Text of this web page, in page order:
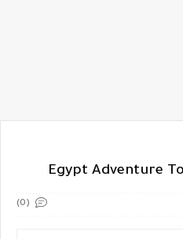
(0)